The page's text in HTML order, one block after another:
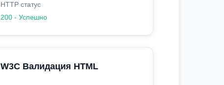
HTTP статус
200 - Успешно
W3C Валидация HTML